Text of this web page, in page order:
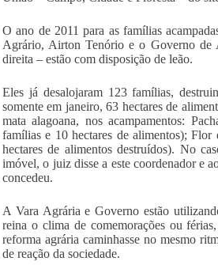
O ano de 2011 para as famílias
Agrário, Airton Tenório e o Governo de
direita – estão com disposição de leão.
Eles já desalojaram 123 famílias,
somente em janeiro, 63 hectares de
mata alagoana, nos acampamentos:
famílias e 10 hectares de alimentos);
hectares de alimentos destruídos). No
imóvel, o juiz disse a este coordenador e
concedeu.
A Vara Agrária e Governo estão
reina o clima de comemorações ou
reforma agrária caminhasse no mesmo
de reação da sociedade.